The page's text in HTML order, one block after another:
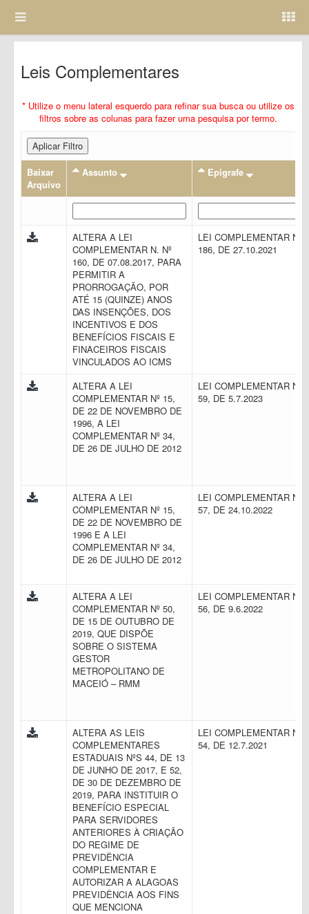
Leis Complementares
* Utilize o menu lateral esquerdo para refinar sua busca ou utilize os
filtros sobre as colunas para fazer uma pesquisa por termo.
Aplicar Filtro
Baixar
Arquivo
Assunto Epigrafe
ALTERA A LEI
COMPLEMENTAR N. Nº
160, DE 07.08.2017, PARA
PERMITIR A
PRORROGAÇÃO, POR
ATÉ 15 (QUINZE) ANOS
DAS INSENÇÕES, DOS
INCENTIVOS E DOS
BENEFÍCIOS FISCAIS E
FINACEIROS FISCAIS
VINCULADOS AO ICMS
LEI COMPLEMENTAR N.
186, DE 27.10.2021
ALTERA A LEI
COMPLEMENTAR Nº 15,
DE 22 DE NOVEMBRO DE
1996, A LEI
COMPLEMENTAR Nº 34,
DE 26 DE JULHO DE 2012
LEI COMPLEMENTAR N.
59, DE 5.7.2023
ALTERA A LEI
COMPLEMENTAR Nº 15,
DE 22 DE NOVEMBRO DE
1996 E A LEI
COMPLEMENTAR Nº 34,
DE 26 DE JULHO DE 2012
LEI COMPLEMENTAR N.
57, DE 24.10.2022
ALTERA A LEI
COMPLEMENTAR Nº 50,
DE 15 DE OUTUBRO DE
2019, QUE DISPÕE
SOBRE O SISTEMA
GESTOR
METROPOLITANO DE
MACEIÓ – RMM
LEI COMPLEMENTAR N.
56, DE 9.6.2022
ALTERA AS LEIS
COMPLEMENTARES
ESTADUAIS NºS 44, DE 13
DE JUNHO DE 2017, E 52,
DE 30 DE DEZEMBRO DE
2019, PARA INSTITUIR O
BENEFÍCIO ESPECIAL
PARA SERVIDORES
ANTERIORES À CRIAÇÃO
DO REGIME DE
PREVIDÊNCIA
COMPLEMENTAR E
AUTORIZAR A ALAGOAS
PREVIDÊNCIA AOS FINS
QUE MENCIONA
LEI COMPLEMENTAR N.
54, DE 12.7.2021